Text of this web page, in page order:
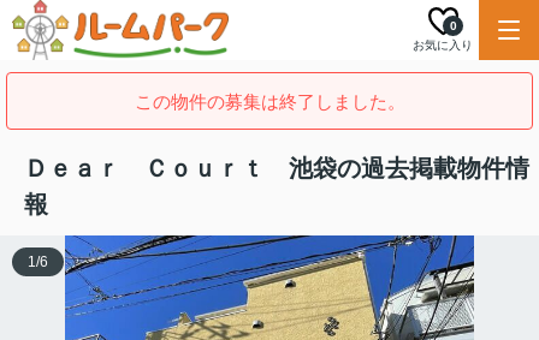
お気に入り
0
この物件の募集は終了しました。
Ｄｅａｒ Ｃｏｕｒｔ 池袋の過去掲載物件情
報
1/6